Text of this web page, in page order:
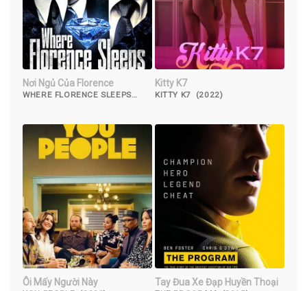
Nơi Ngủ Của Florence
WHERE FLORENCE SLEEPS
Kitty K7
KITTY K7 (2022)
Ôi Mấy Người Này Tay Đua Xe Đạp Huyền Thoại